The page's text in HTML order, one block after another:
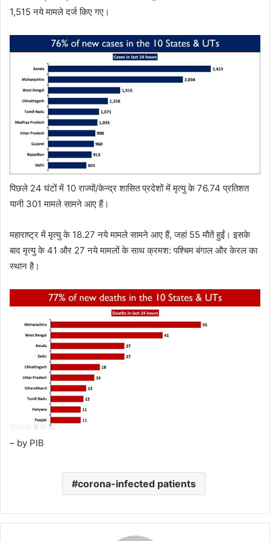
1,515 नये मामले दर्ज किए गए।
पिछले 24 घंटों में 10 राज्‍यों/केन्‍द्र शासित प्रदेशों में मृत्‍यु के 76.74 प्रतिशत
यानी 301 मामले सामने आए हैं।
महाराष्‍ट्र में मृत्‍यु के 18.27 नये मामले सामने आए हैं, जहां 55 मौतें हुईं। इसके
बाद मृत्‍यु के 41 और 27 नये मामलों के साथ क्रमश: पश्चिम बंगाल और केरल का
स्‍थान है।
– by PIB
corona-infected patients